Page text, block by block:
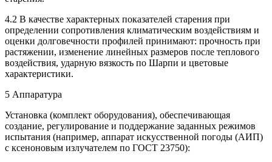
4.2 В качестве характерных показателей старения при
определении сопротивления климатическим воздействиям и
оценки долговечности профилей принимают: прочность при
растяжении, изменение линейных размеров после теплового
воздействия, ударную вязкость по Шарпи и цветовые
характеристики.
5 Аппаратура
Установка (комплект оборудования), обеспечивающая
создание, регулирование и поддержание заданных режимов
испытания (например, аппарат искусственной погоды (АИП)
с ксеноновым излучателем по ГОСТ 23750):